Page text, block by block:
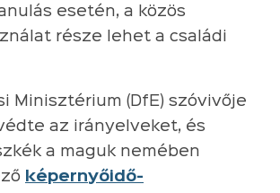
esetén, a közös
része lehet a családi
Minisztérium (DfE) szóvivője
az irányelveket, és
a maguk nemében
képernyőidő-